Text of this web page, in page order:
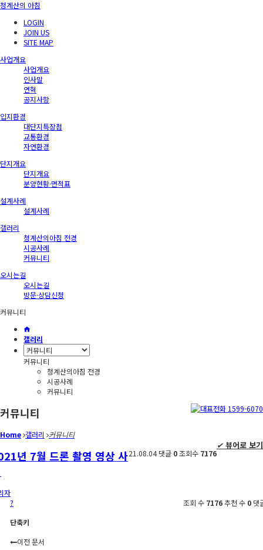
청계산의 아침
LOGIN
JOIN US
SITE MAP
사업개요
사업개요
인사말
연혁
공지사항
입지환경
대단지특장점
교통환경
자연환경
단지개요
단지개요
분양현황·면적표
설계사례
설계사례
갤러리
청계산의아침 전경
시공사례
커뮤니티
오시는길
오시는길
방문·상담신청
커뮤니티
갤러리
커뮤니티
청계산의아침 전경
시공사례
커뮤니티
커뮤니티
Home 갤러리 커뮤니티
✔ 뷰어로 보기
21.08.04 댓글 0조회수 7176
년 7월 드론 촬영 영상 사
자
조회 수 7176추천 수 0 댓
?
단축키
이전 문서